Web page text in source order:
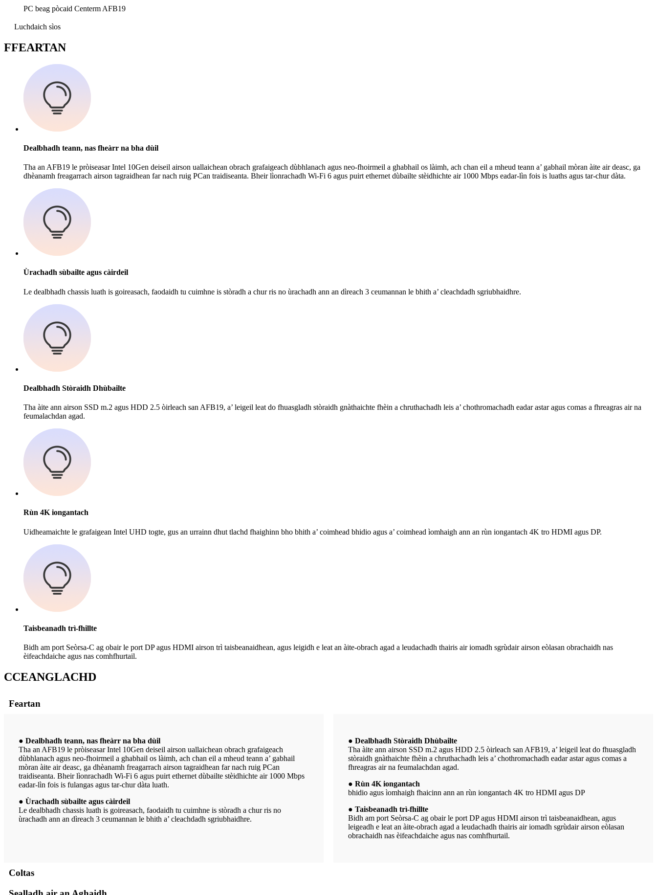
PC beag pòcaid Centerm AFB19
Luchdaich sìos
FFEARTAN
Dealbhadh teann, nas fheàrr na bha dùil
Tha an AFB19 le pròiseasar Intel 10Gen deiseil airson uallaichean obrach grafaigeach dùbhlanach agus neo-fhoirmeil a ghabhail os làimh, ach chan eil a mheud teann a’ gabhail mòran àite air deasc, ga
dhèanamh freagarrach airson tagraidhean far nach ruig PCan traidiseanta. Bheir lìonrachadh Wi-Fi 6 agus puirt ethernet dùbailte stèidhichte air 1000 Mbps eadar-lìn fois is luaths agus tar-chur dàta.
Ùrachadh sùbailte agus càirdeil
Le dealbhadh chassis luath is goireasach, faodaidh tu cuimhne is stòradh a chur ris no ùrachadh ann an dìreach 3 ceumannan le bhith a’ cleachdadh sgriubhaidhre.
Dealbhadh Stòraidh Dhùbailte
Tha àite ann airson SSD m.2 agus HDD 2.5 òirleach san AFB19, a’ leigeil leat do fhuasgladh stòraidh gnàthaichte fhèin a chruthachadh leis a’ chothromachadh eadar astar agus comas a fhreagras air na
feumalachdan agad.
Rùn 4K iongantach
Uidheamaichte le grafaigean Intel UHD togte, gus an urrainn dhut tlachd fhaighinn bho bhith a’ coimhead bhidio agus a’ coimhead ìomhaigh ann an rùn iongantach 4K tro HDMI agus DP.
Taisbeanadh trì-fhillte
Bidh am port Seòrsa-C ag obair le port DP agus HDMI airson trì taisbeanaidhean, agus leigidh e leat an àite-obrach agad a leudachadh thairis air iomadh sgrùdair airson eòlasan obrachaidh nas
èifeachdaiche agus nas comhfhurtail.
CCEANGLACHD
Feartan
● Dealbhadh teann, nas fheàrr na bha dùil
Tha an AFB19 le pròiseasar Intel 10Gen deiseil airson uallaichean obrach grafaigeach
dùbhlanach agus neo-fhoirmeil a ghabhail os làimh, ach chan eil a mheud teann a’ gabhail
mòran àite air deasc, ga dhèanamh freagarrach airson tagraidhean far nach ruig PCan
traidiseanta. Bheir lìonrachadh Wi-Fi 6 agus puirt ethernet dùbailte stèidhichte air 1000 Mbps
eadar-lìn fois is fulangas agus tar-chur dàta luath.
● Ùrachadh sùbailte agus càirdeil
Le dealbhadh chassis luath is goireasach, faodaidh tu cuimhne is stòradh a chur ris no
ùrachadh ann an dìreach 3 ceumannan le bhith a’ cleachdadh sgriubhaidhre.
● Dealbhadh Stòraidh Dhùbailte
Tha àite ann airson SSD m.2 agus HDD 2.5 òirleach san AFB19, a’ leigeil leat do fhuasgladh
stòraidh gnàthaichte fhèin a chruthachadh leis a’ chothromachadh eadar astar agus comas a
fhreagras air na feumalachdan agad.
● Rùn 4K iongantach
bhidio agus ìomhaigh fhaicinn ann an rùn iongantach 4K tro HDMI agus DP
● Taisbeanadh trì-fhillte
Bidh am port Seòrsa-C ag obair le port DP agus HDMI airson trì taisbeanaidhean, agus
leigeadh e leat an àite-obrach agad a leudachadh thairis air iomadh sgrùdair airson eòlasan
obrachaidh nas èifeachdaiche agus nas comhfhurtail.
Coltas